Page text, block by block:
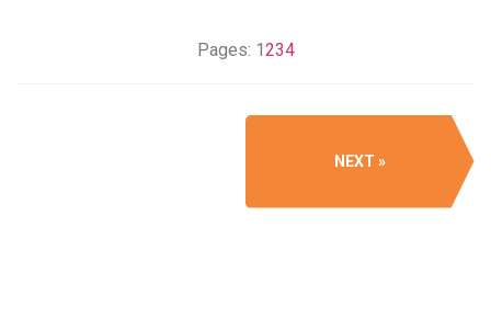
Pages: 1234
NEXT